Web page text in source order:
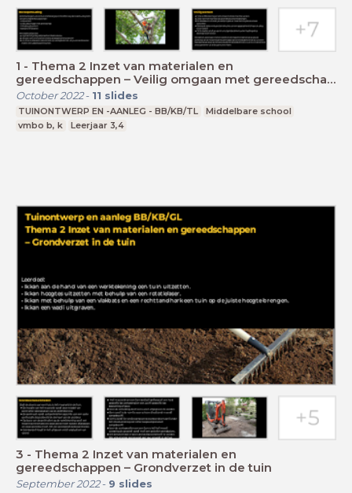
1 - Thema 2 Inzet van materialen en
gereedschappen – Veilig omgaan met gereedschap
en machines
October 2022- 11 slides
TUINONTWERP EN -AANLEG - BB/KB/TL
Middelbare school
vmbo b, k
Leerjaar 3,4
3 - Thema 2 Inzet van materialen en
gereedschappen – Grondverzet in de tuin
September 2022- 9 slides